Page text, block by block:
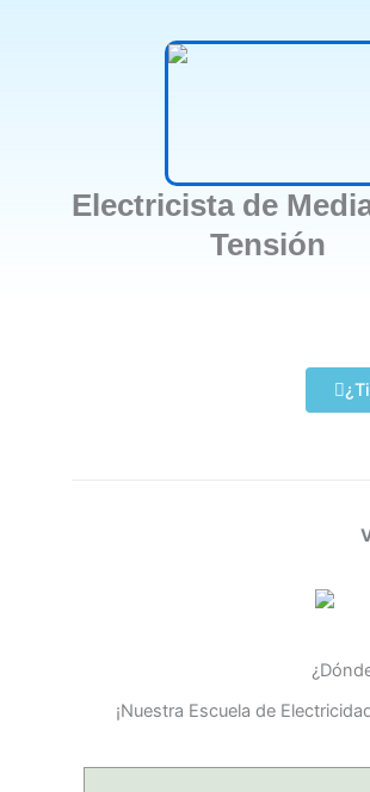
Electricista de
Tensión
¡Nuestra Escuela de